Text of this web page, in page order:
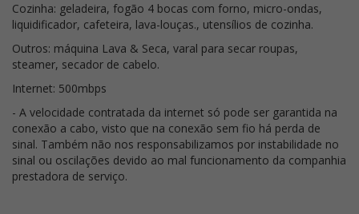
Cozinha: geladeira, fogão 4 bocas com forno, micro-ondas,
liquidificador, cafeteira, lava-louças., utensílios de cozinha.
Outros: máquina Lava & Seca, varal para secar roupas,
steamer, secador de cabelo.
Internet: 500mbps
- A velocidade contratada da internet só pode ser garantida na
conexão a cabo, visto que na conexão sem fio há perda de
sinal. Também não nos responsabilizamos por instabilidade no
sinal ou oscilações devido ao mal funcionamento da companhia
prestadora de serviço.